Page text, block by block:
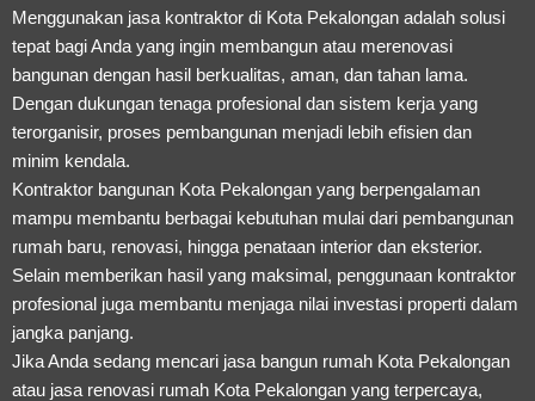
Menggunakan jasa kontraktor di Kota Pekalongan adalah solusi
tepat bagi Anda yang ingin membangun atau merenovasi
bangunan dengan hasil berkualitas, aman, dan tahan lama.
Dengan dukungan tenaga profesional dan sistem kerja yang
terorganisir, proses pembangunan menjadi lebih efisien dan
minim kendala.
Kontraktor bangunan Kota Pekalongan yang berpengalaman
mampu membantu berbagai kebutuhan mulai dari pembangunan
rumah baru, renovasi, hingga penataan interior dan eksterior.
Selain memberikan hasil yang maksimal, penggunaan kontraktor
profesional juga membantu menjaga nilai investasi properti dalam
jangka panjang.
Jika Anda sedang mencari jasa bangun rumah Kota Pekalongan
atau jasa renovasi rumah Kota Pekalongan yang terpercaya,